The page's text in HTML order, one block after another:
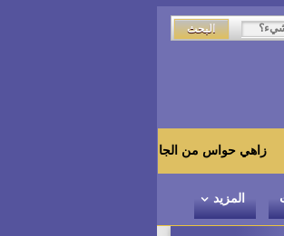
الجامعة اليابانية : "توت عنخ آمون" هو بطل
المزيد